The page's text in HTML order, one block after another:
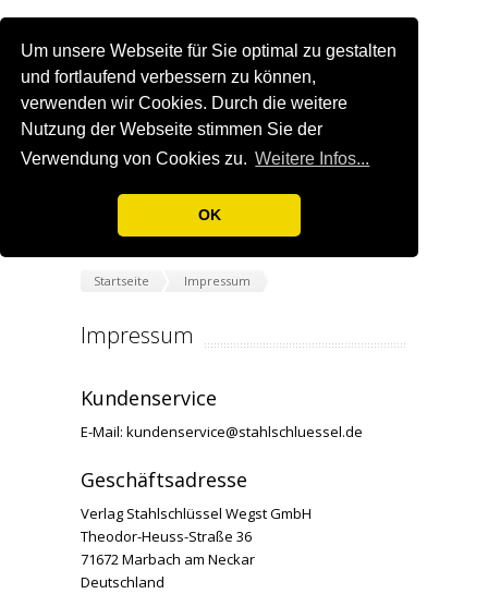
Um unsere Webseite für Sie optimal zu gestalten
und fortlaufend verbessern zu können,
verwenden wir Cookies. Durch die weitere
Nutzung der Webseite stimmen Sie der
Verwendung von Cookies zu. Weitere Infos...
OK
Startseite Impressum
Impressum
Kundenservice
E-Mail: kundenservice@stahlschluessel.de
Geschäftsadresse
Verlag Stahlschlüssel Wegst GmbH
Theodor-Heuss-Straße 36
71672 Marbach am Neckar
Deutschland